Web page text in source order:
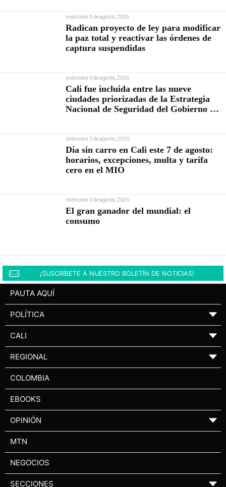
miércoles 5 de agosto, 2026
Radican proyecto de ley para modificar
la paz total y reactivar las órdenes de
captura suspendidas
miércoles 5 de agosto, 2026
Cali fue incluida entre las nueve
ciudades priorizadas de la Estrategia
Nacional de Seguridad del Gobierno de
miércoles 5 de agosto, 2026
Día sin carro en Cali este 7 de agosto:
horarios, excepciones, multa y tarifa
cero en el MIO
miércoles 5 de agosto, 2026
El gran ganador del mundial: el
consumo
¡SUSCRÍBETE A NUESTRO BOLETÍN DE NOTICIAS!
PAUTA AQUÍ
POLÍTICA ▼
CALI ▼
REGIONAL ▼
COLOMBIA
EBOOKS
OPINIÓN ▼
MTN
NEGOCIOS
SECCIONES ▼